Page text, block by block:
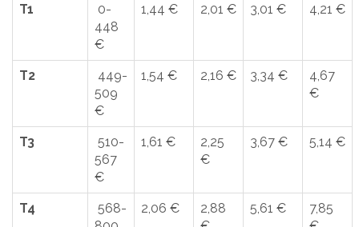
T1
0-
448
€
1,44 € 2,01 € 3,01 € 4,21 €
T2
449-
509
€
1,54 € 2,16 € 3,34 €
4,67
€
T3
510-
567
€
1,61 €
2,25
€
3,67 € 5,14 €
T4
568-
2,06 €
2,88
5,61 €
7,85